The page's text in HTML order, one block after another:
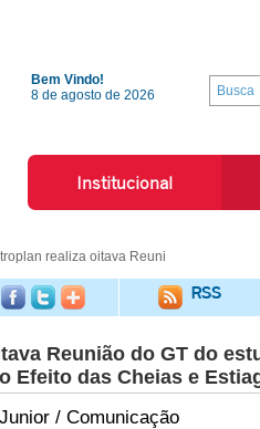
Bem Vindo!
8 de agosto de 2026
Institucional
realiza oitava Reuni
RSS
Reunião do GT do
Efeito das Cheias e
/ Comunicação